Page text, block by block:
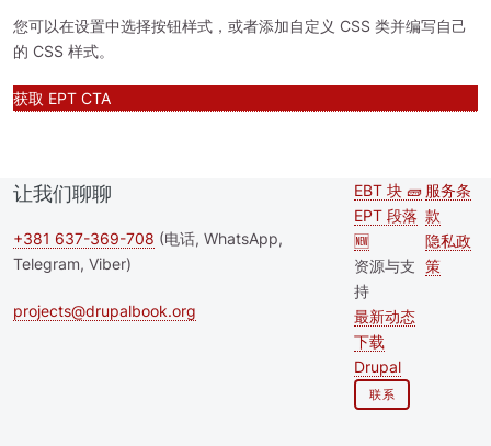
您可以在设置中选择按钮样式，或者添加自定义 CSS 类并编写自己
的 CSS 样式。
获取 EPT CTA
让我们聊聊
+381 637-369-708 (电话, WhatsApp,
Telegram, Viber)
projects@drupalbook.org
Second
footer
menu
EBT 块 🧱
EPT 段落
🆕
资源与支
持
最新动态
下载
Drupal
联系
服务条
款
隐私政
策